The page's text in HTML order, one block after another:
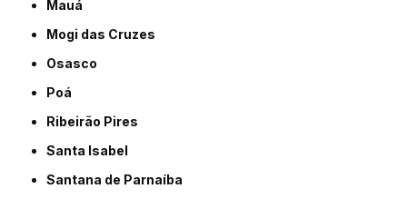
Mauá
Mogi das Cruzes
Osasco
Poá
Ribeirão Pires
Santa Isabel
Santana de Parnaíba